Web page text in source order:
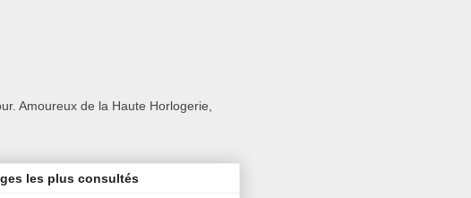
Amoureux de la Haute Horlogerie,
les plus consultés